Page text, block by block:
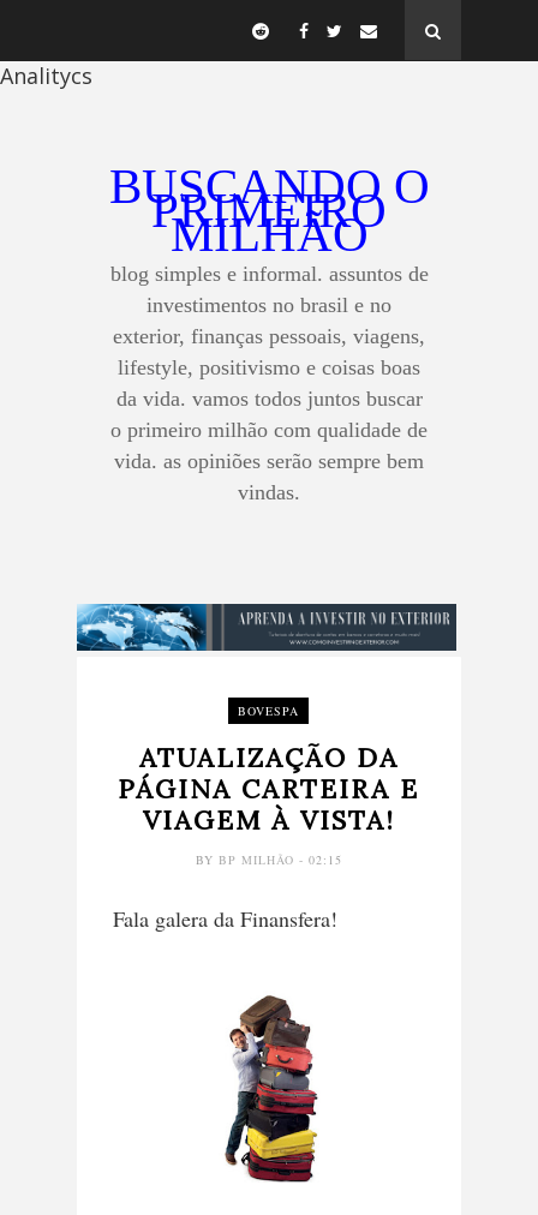
Analitycs
BUSCANDO O
PRIMEIRO
MILHÃO
blog simples e informal. assuntos de
investimentos no brasil e no
exterior, finanças pessoais, viagens,
lifestyle, positivismo e coisas boas
da vida. vamos todos juntos buscar
o primeiro milhão com qualidade de
vida. as opiniões serão sempre bem
vindas.
BOVESPA
ATUALIZAÇÃO DA
PÁGINA CARTEIRA E
VIAGEM À VISTA!
BY BP MILHÃO - 02:15
Fala galera da Finansfera!